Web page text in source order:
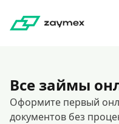
Все займы
Оформите первый
документов без